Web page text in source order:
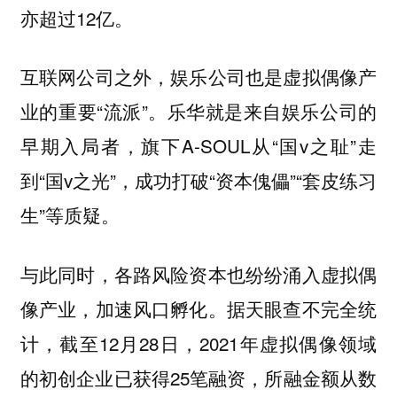
亦超过12亿。
互联网公司之外，娱乐公司也是虚拟偶像产
业的重要“流派”。乐华就是来自娱乐公司的
早期入局者，旗下A-SOUL从“国v之耻”走
到“国v之光”，成功打破“资本傀儡”“套皮练习
生”等质疑。
与此同时，各路风险资本也纷纷涌入虚拟偶
像产业，加速风口孵化。据天眼查不完全统
计，截至12月28日，2021年虚拟偶像领域
的初创企业已获得25笔融资，所融金额从数